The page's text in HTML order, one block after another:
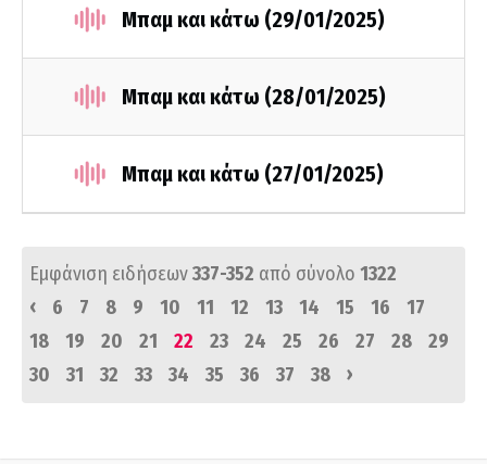
Μπαμ και κάτω (29/01/2025)
Μπαμ και κάτω (28/01/2025)
Μπαμ και κάτω (27/01/2025)
Εμφάνιση ειδήσεων337-352 από σύνολο 1322
‹
6 7 8 9 10 11 12 13 14 15 16
17
18
19 20 21 22 23 24 25 26 27 28
29
30
31 32 33 34 35 36 37 38 ›